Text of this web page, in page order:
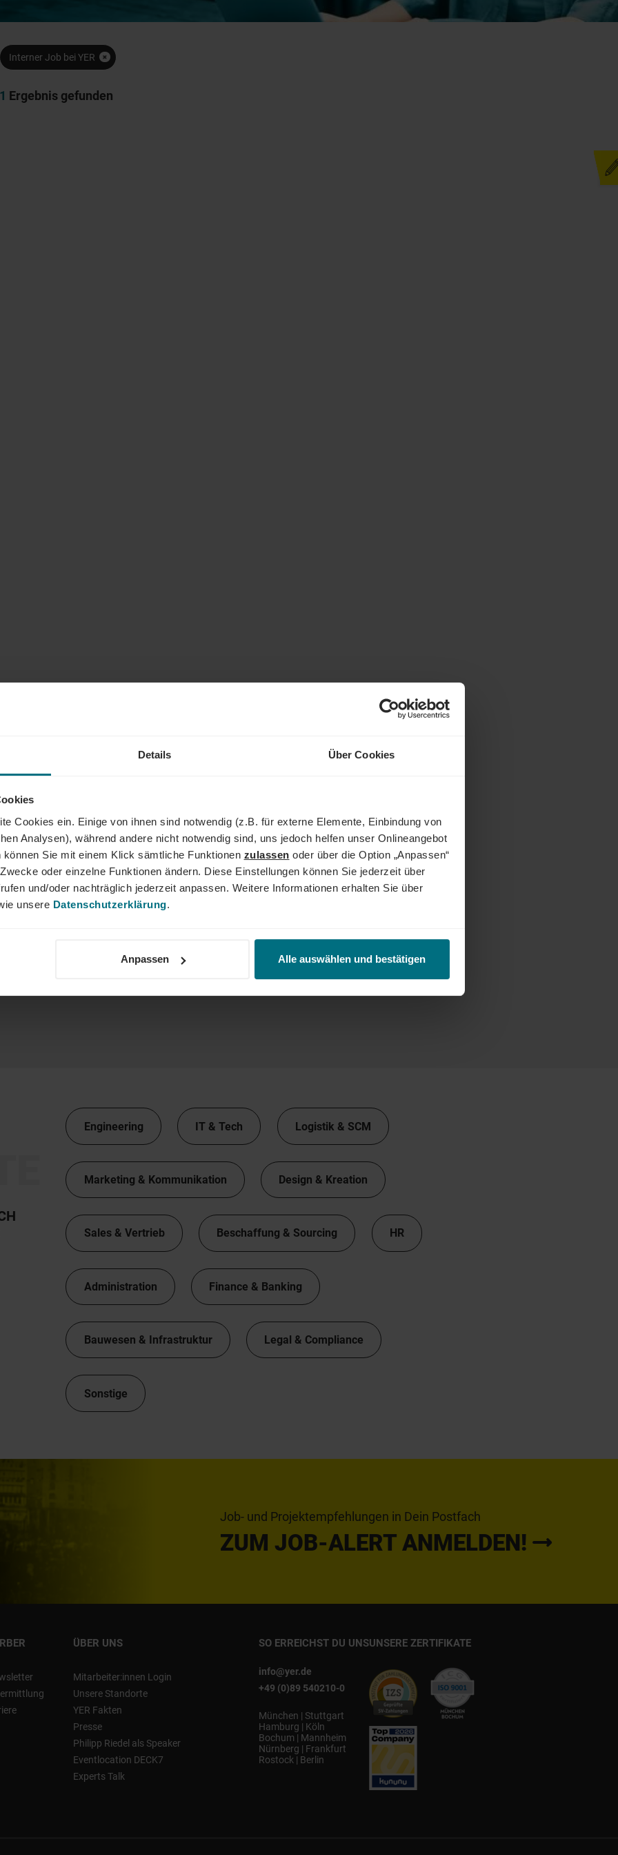
Details Über Cookies
Cookies ein. Einige von ihnen sind notwendig (z.B. für externe Elemente, Einbindung von
Analysen), während andere nicht notwendig sind, uns jedoch helfen unser Onlineangebot
Sie mit einem Klick sämtliche Funktionen zulassen oder über die Option „Anpassen“
oder einzelne Funktionen ändern. Diese Einstellungen können Sie jederzeit über
und/oder nachträglich jederzeit anpassen. Weitere Informationen erhalten Sie über
unsere Datenschutzerklärung.
Anpassen Alle auswählen und bestätigen
Interner Job bei YER
1 Ergebnis gefunden
Initiativbewerbung
Engineering IT & Tech Logistik & SCM
Marketing & Kommunikation Design & Kreation
Sales & Vertrieb Beschaffung & Sourcing HR
Administration Finance & Banking
Bauwesen & Infrastruktur Legal & Compliance
Sonstige
Job- und Projektempfehlungen in Dein Postfach
ZUM JOB-ALERT ANMELDEN!
ÜBER UNS
Mitarbeiter:innen Login
Unsere Standorte
YER Fakten
Presse
Philipp Riedel als Speaker
Eventlocation DECK7
Experts Talk
SO ERREICHST DU UNS
info@yer.de
+49 (0)89 540210-0
München | Stuttgart
Hamburg | Köln
Bochum | Mannheim
Nürnberg | Frankfurt
Rostock | Berlin
UNSERE ZERTIFIKATE